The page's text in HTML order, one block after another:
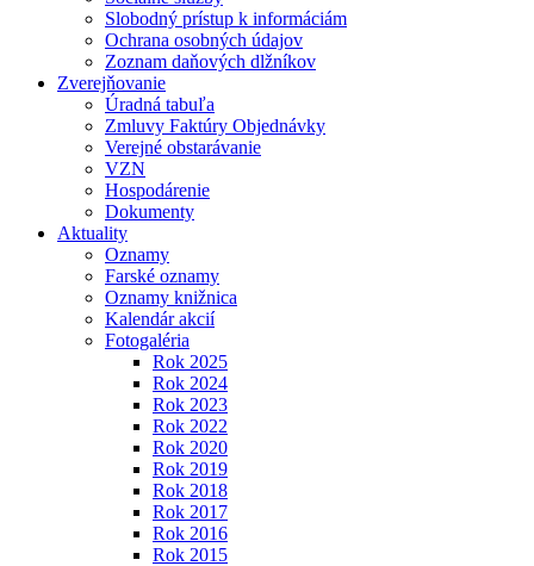
Slobodný prístup k informáciám
Ochrana osobných údajov
Zoznam daňových dlžníkov
Zverejňovanie
Úradná tabuľa
Zmluvy Faktúry Objednávky
Verejné obstarávanie
VZN
Hospodárenie
Dokumenty
Aktuality
Oznamy
Farské oznamy
Oznamy knižnica
Kalendár akcií
Fotogaléria
Rok 2025
Rok 2024
Rok 2023
Rok 2022
Rok 2020
Rok 2019
Rok 2018
Rok 2017
Rok 2016
Rok 2015